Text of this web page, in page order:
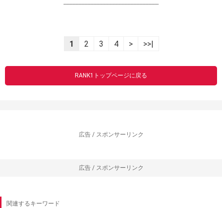
----------------------------------------------------------------
1 2 3 4 > >>|
RANK1トップページに戻る
広告 / スポンサーリンク
広告 / スポンサーリンク
関連するキーワード